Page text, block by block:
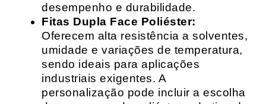
desempenho e durabilidade.
Fitas Dupla Face Poliéster:
Oferecem alta resistência a solventes,
umidade e variações de temperatura,
sendo ideais para aplicações
industriais exigentes. A
personalização pode incluir a escolha